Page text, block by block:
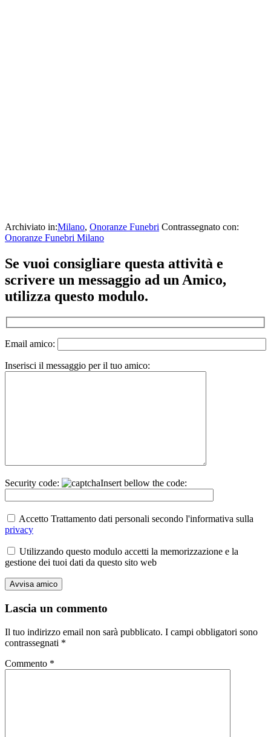
Archiviato in:Milano, Onoranze Funebri Contrassegnato con:
Onoranze Funebri Milano
Interazioni
del
lettore
Se vuoi consigliare questa attività e
scrivere un messaggio ad un Amico,
utilizza questo modulo.
Email amico:
Inserisci il messaggio per il tuo amico:
Security code: Insert bellow the code:
Accetto Trattamento dati personali secondo l'informativa sulla
privacy
Utilizzando questo modulo accetti la memorizzazione e la
gestione dei tuoi dati da questo sito web
Lascia un commento
Il tuo indirizzo email non sarà pubblicato. I campi obbligatori sono
contrassegnati *
Commento *